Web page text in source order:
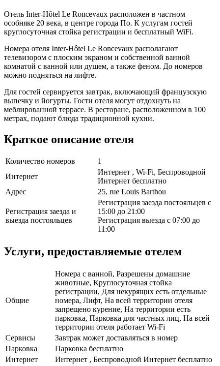
Отель Inter-Hôtel Le Roncevaux расположен в частном
особняке 20 века, в центре города По. К услугам гостей
круглосуточная стойка регистрации и бесплатный WiFi.
Номера отеля Inter-Hôtel Le Roncevaux располагают
телевизором с плоским экраном и собственной ванной
комнатой с ванной или душем, а также феном. До номеров
можно подняться на лифте.
Для гостей сервируется завтрак, включающий французскую
выпечку и йогурты. Гости отеля могут отдохнуть на
меблированной террасе. В ресторане, расположенном в 100
метрах, подают блюда традиционной кухни.
Краткое описание отеля
Количество номеров
1
Интернет
Интернет , Wi-Fi, Беспроводной
Интернет бесплатно
Адрес
25, rue Louis Barthou
Регистрация заезда и
выезда постояльцев
Регистрация заезда постояльцев с
15:00 до 21:00
Регистрация выезда с 07:00 до
11:00
Услуги, предоставляемые отелем
Общие
Номера с ванной, Разрешены домашние
животные, Круглосуточная стойка
регистрации, Для некурящих есть отдельные
номера, Лифт, На всей территории отеля
запрещено курение, На территории есть
парковка, Парковка для частных лиц, На всей
территории отеля работает Wi-Fi
Сервисы
Завтрак может доставляться в номер
Парковка
Парковка бесплатно
Интернет
Интернет , Беспроводной Интернет бесплатно